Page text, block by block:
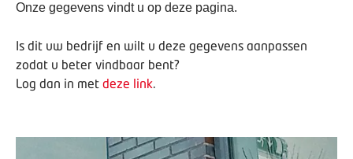
Onze gegevens vindt u op deze pagina.
Is dit uw bedrijf en wilt u deze gegevens aanpassen
zodat u beter vindbaar bent?
Log dan in met deze link.